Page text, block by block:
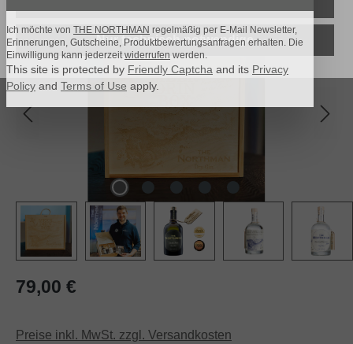
Regulärer Preis:
79,00 €
Preise inkl. MwSt. zzgl. Versandkosten
Nur technisch notwendige
Ich möchte von THE NORTHMAN regelmäßig per E-Mail Newsletter,
Erinnerungen, Gutscheine, Produktbewertungsanfragen erhalten. Die
Einwilligung kann jederzeitwiderrufen werden.
This site is protected by Friendly Captcha and its Privacy
Policy and Terms of Use apply.